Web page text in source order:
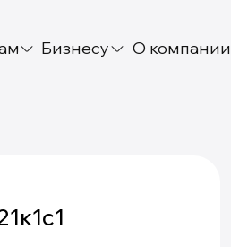
Бизнесу О компании